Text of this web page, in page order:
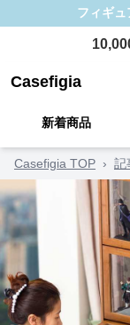
フィギュ
Casefigia
新着商品
Casefigia TOP › 記